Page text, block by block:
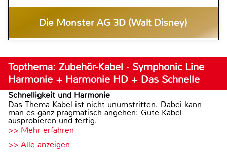
Die Monster AG 3D (Walt Disney)
Topthema: Zubehör-Kabel · Symphonic Line
Harmonie + Harmonie HD + Das Schnelle
Schnelligkeit und Harmonie
Das Thema Kabel ist nicht unumstritten. Dabei kann
man es ganz pragmatisch angehen: Gute Kabel
ausprobieren und fertig.
>> Mehr erfahren
>> Alle anzeigen